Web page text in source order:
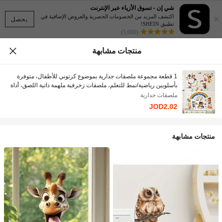
يحصل ×
شي إن - تسوق الأزياء عبر الإنترنت
اكتشف المزيد من الخصومات الحصرية والعروض الإضافية في
تطبيق SHEIN!
(5,000)
منتجات مشابهة
1 قطعة مجموعة ملصقات جدارية بموضوع كرتوني للأطفال، متوفرة
بأسلوبين رياضية/نمط للتعلم، ملصقات زخرفية ملهمة ذاتية اللصق، أداة
ديكور جدران لغرفة الأطفال والفصل الدراسي
ملصقات جدارية
JOD2.02
منتجات مشابهة